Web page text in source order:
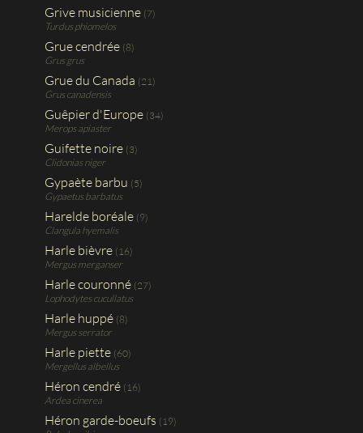
Grive musicienne (7)
Turdus phiomelos
Grue cendrée (8)
Grus grus
Grue du Canada (21)
Grus canadensis
Guêpier d'Europe (34)
Merops apiaster
Guifette noire (3)
Clidonias niger
Gypaète barbu (5)
Gypaetus barbatus
Harelde boréale (9)
Clangula hyemalis
Harle bièvre (16)
Mergus merganser
Harle couronné (27)
Lophodytes cucullatus
Harle huppé (8)
Mergus serrator
Harle piette (60)
Mergellus albellus
Héron cendré (16)
Ardea cinerea
Héron garde-boeufs (19)